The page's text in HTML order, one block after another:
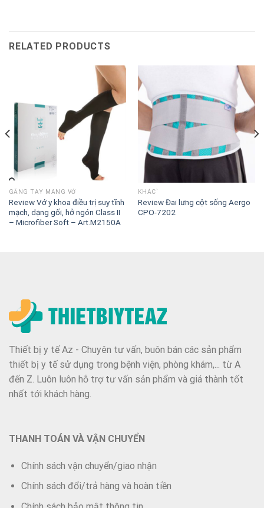
RELATED PRODUCTS
GĂNG TAY MANG VỚ
Review Vớ y khoa điều trị suy tĩnh
mạch, dạng gối, hở ngón Class II
– Microfiber Soft – Art.M2150A
KHÁC`
Review Đai lưng cột sống Aergo
CPO-7202
Thiết bị y tế Az - Chuyên tư vấn, buôn bán các sản phẩm
thiết bị y tế sử dụng trong bệnh viện, phòng khám,... từ A
đến Z. Luôn luôn hỗ trợ tư vấn sản phẩm và giá thành tốt
nhất tới khách hàng.
THANH TOÁN VÀ VẬN CHUYỂN
Chính sách vận chuyển/giao nhận
Chính sách đổi/trả hàng và hoàn tiền